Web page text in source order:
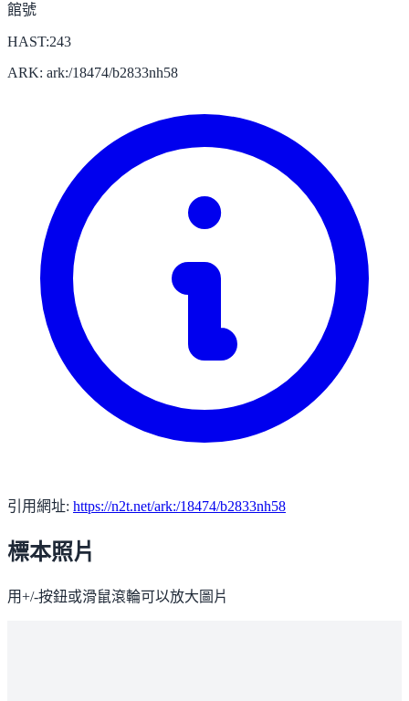
館號
HAST:243
ARK: ark:/18474/b2833nh58
引用網址: https://n2t.net/ark:/18474/b2833nh58
標本照片
用+/-按鈕或滑鼠滾輪可以放大圖片